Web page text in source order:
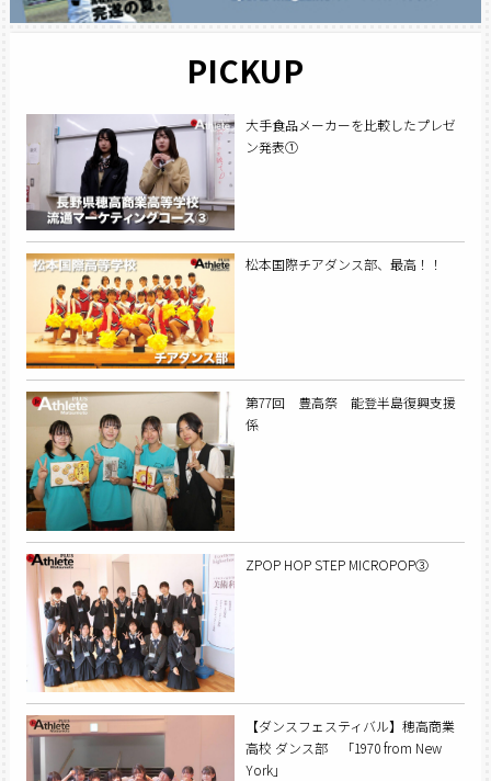
PICKUP
大手食品メーカーを比較したプレゼ
ン発表①
松本国際チアダンス部、最高！！
第77回 豊高祭 能登半島復興支援
係
ZPOP HOP STEP MICROPOP③
【ダンスフェスティバル】穂高商業
高校 ダンス部 「1970 from New
York」